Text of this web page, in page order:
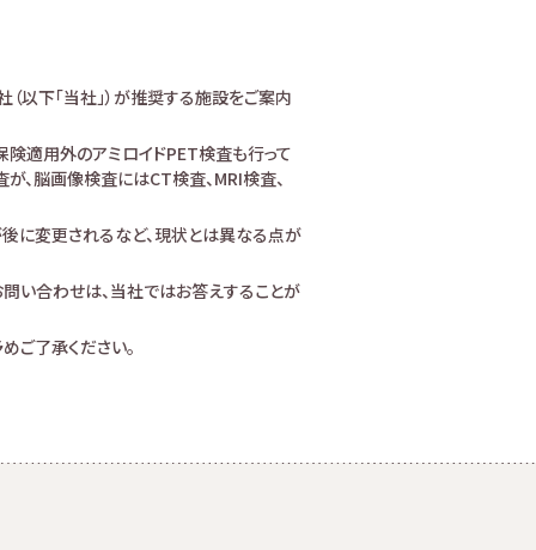
以下「当社」）が推奨する施設をご案内
適用外のアミロイドPET検査も行って
、脳画像検査にはCT検査、MRI検査、
に変更されるなど、現状とは異なる点が
い合わせは、当社ではお答えすることが
ご了承ください。